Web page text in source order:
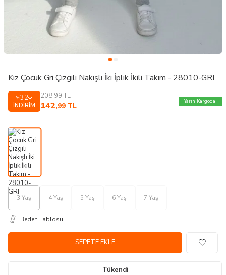
Kız Çocuk Gri Çizgili Nakışlı İki İplik İkili Takım - 28010-GRI
%32
İNDIRIM
208,99TL
142,99 TL
Yarın Kargoda!
3 Yaş 4 Yaş 5 Yaş 6 Yaş 7 Yaş
Beden Tablosu
SEPETE EKLE
Tükendi